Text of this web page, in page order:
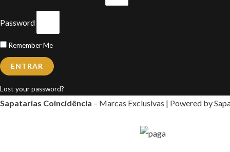
Password
Remember Me
ENTRAR
Lost your password?
Sapatarias Coincidência – Marcas Exclusivas | Powered by